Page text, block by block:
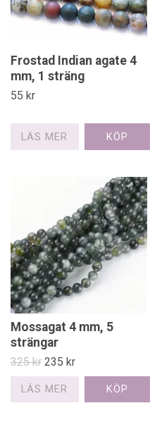
Frostad Indian agate 4
mm, 1 sträng
55 kr
LÄS MER
Mossagat 4 mm, 5
strängar
325 kr 235 kr
LÄS MER